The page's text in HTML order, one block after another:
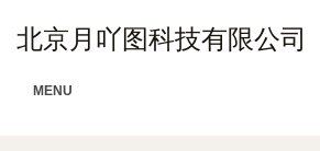
北京月吖图科技有限公司
MENU